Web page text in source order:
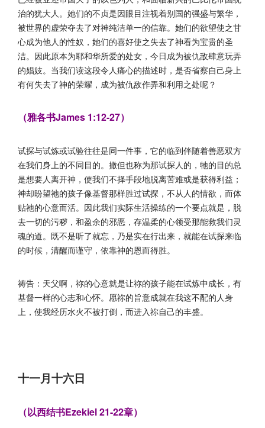
治的犹大人。她们的不贞是因眼目注视着别国的强盛与繁华，
被世界的虚荣夺去了对神纯洁单一的信靠。她们的欲望使之甘
心成为他人的性奴，她们的喜好使之失去了神看为宝贵的圣
洁。因此原本为耶和华所爱的处女，今日成为被仇敌肆意玩弄
的娼妓。当我们读这段令人痛心的描述时，是否省察自己身上
有何失去了神的荣耀，成为被仇敌作弄和利用之处呢？
（雅各书James 1:12-27）
试探与试炼或试验往往是同一件事，它的临到伴随着善恶双方
在我们身上的不同目的。撒但也称为那试探人的，牠的目的总
是想要人离开神，使我们不择手段地脱离苦难或是获得利益；
神却盼望祂的孩子像基督那样胜过试探，不从人的情欲，而体
贴祂的心意而活。因此我们实际生活操练的一个要点就是，脱
去一切的污秽，和盈余的邪恶，存温柔的心领受那能救我们灵
魂的道。既不是听了就忘，乃是实在行出来，就能在试探来临
的时候，清醒而谨守，依靠神的恩而得胜。
祷告：天父啊，祢的心意就是让祢的孩子能在试炼中成长，有
基督一样的心志和心怀。愿祢的旨意成就在我这不配的人身
上，使我经历水火不被打倒，而进入祢自己的丰盛。
十一月十六日
（以西结书Ezekiel 21-22章）